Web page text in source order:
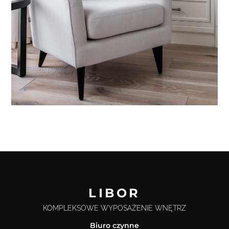
LIBOR
KOMPLEKSOWE WYPOSAŻENIE WNĘTRZ
Biuro czynne